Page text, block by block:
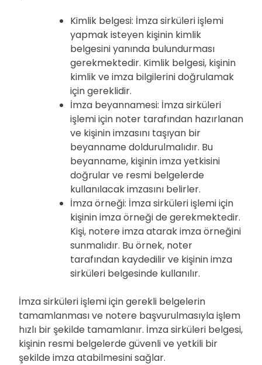
Kimlik belgesi: İmza sirküleri işlemi
yapmak isteyen kişinin kimlik
belgesini yanında bulundurması
gerekmektedir. Kimlik belgesi, kişinin
kimlik ve imza bilgilerini doğrulamak
için gereklidir.
İmza beyannamesi: İmza sirküleri
işlemi için noter tarafından hazırlanan
ve kişinin imzasını taşıyan bir
beyanname doldurulmalıdır. Bu
beyanname, kişinin imza yetkisini
doğrular ve resmi belgelerde
kullanılacak imzasını belirler.
İmza örneği: İmza sirküleri işlemi için
kişinin imza örneği de gerekmektedir.
Kişi, notere imza atarak imza örneğini
sunmalıdır. Bu örnek, noter
tarafından kaydedilir ve kişinin imza
sirküleri belgesinde kullanılır.
İmza sirküleri işlemi için gerekli belgelerin
tamamlanması ve notere başvurulmasıyla işlem
hızlı bir şekilde tamamlanır. İmza sirküleri belgesi,
kişinin resmi belgelerde güvenli ve yetkili bir
şekilde imza atabilmesini sağlar.